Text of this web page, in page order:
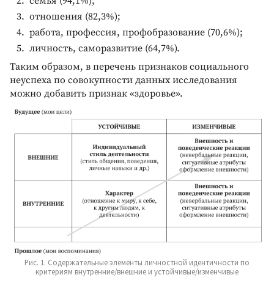
отношения (82,3%);
работа, профессия, профобразование (70,6%);
личность, саморазвитие (64,7%).
Таким образом, в перечень признаков социального
неуспеха по совокупности данных исследования
можно добавить признак «здоровье».
Рис. 1. Содержательные элементы личностной идентичности по
критериям внутренние/внешние и устойчивые/изменчивые